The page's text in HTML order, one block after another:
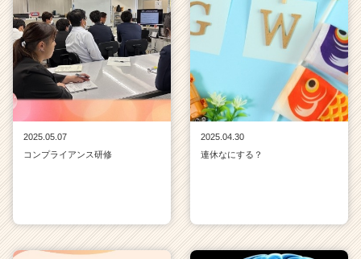
2025.05.07
コンプライアンス研修
2025.04.30
連休なにする？